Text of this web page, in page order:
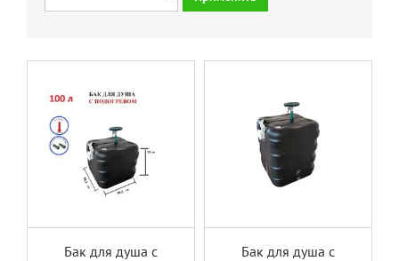
Бак для душа с
Бак для душа с